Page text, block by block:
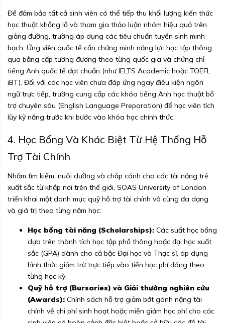
Để đảm bảo tất cả sinh viên có thể tiếp thu khối lượng kiến thức
học thuật khổng lồ và tham gia thảo luận nhóm hiệu quả trên
giảng đường, trường áp dụng các tiêu chuẩn tuyển sinh minh
bạch. Ứng viên quốc tế cần chứng minh năng lực học tập thông
qua bằng cấp tương đương theo từng quốc gia và chứng chỉ
tiếng Anh quốc tế đạt chuẩn (như IELTS Academic hoặc TOEFL
iBT). Đối với các học viên chưa đáp ứng ngay điều kiện ngôn
ngữ trực tiếp, trường cung cấp các khóa tiếng Anh học thuật bổ
trợ chuyên sâu (English Language Preparation) để học viên tích
lũy kỹ năng trước khi bước vào khóa học chính thức.
4. Học Bổng Và Khác Biệt Từ Hệ Thống Hỗ
Trợ Tài Chính
Nhằm tìm kiếm, nuôi dưỡng và chắp cánh cho các tài năng trẻ
xuất sắc từ khắp nơi trên thế giới, SOAS University of London
triển khai một danh mục quỹ hỗ trợ tài chính vô cùng đa dạng
và giá trị theo từng năm học:
Học bổng tài năng (Scholarships): Các suất học bổng
dựa trên thành tích học tập phổ thông hoặc đại học xuất
sắc (GPA) dành cho cả bậc Đại học và Thạc sĩ, áp dụng
hình thức giảm trừ trực tiếp vào tiền học phí đóng theo
từng học kỳ.
Quỹ hỗ trợ (Bursaries) và Giải thưởng nghiên cứu
(Awards): Chính sách hỗ trợ giảm bớt gánh nặng tài
chính về chi phí sinh hoạt hoặc miễn giảm học phí cho các